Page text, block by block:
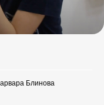
Блинова